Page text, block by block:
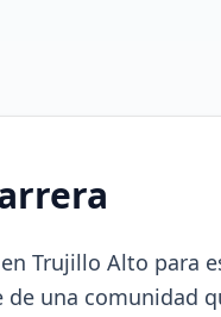
Trujillo Alto para
de una comunidad